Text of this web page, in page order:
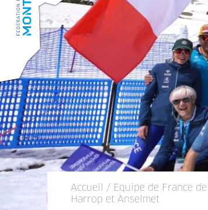
Accueil / Equipe de France
Harrop et Anselmet